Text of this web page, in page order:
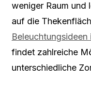
weniger Raum und
auf die
Beleuchtungsideen
findet zahlreiche
unterschiedliche